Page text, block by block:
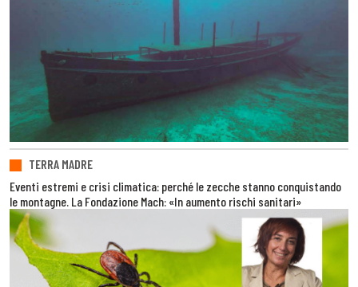
TERRA MADRE
Eventi estremi e crisi climatica: perché le zecche stanno conquistando
le montagne. La Fondazione Mach: «In aumento rischi sanitari»